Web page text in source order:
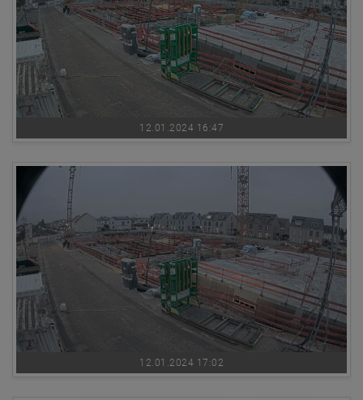
12.01.2024 16:47
12.01.2024 17:02